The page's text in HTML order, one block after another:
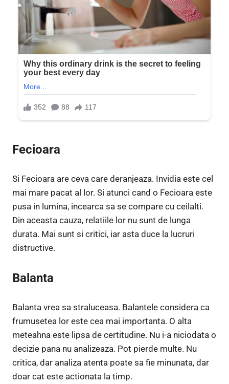
Fecioara
Si Fecioara are ceva care deranjeaza. Invidia este cel
mai mare pacat al lor. Si atunci cand o Fecioara este
pusa in lumina, incearca sa se compare cu ceilalti.
Din aceasta cauza, relatiile lor nu sunt de lunga
durata. Mai sunt si critici, iar asta duce la lucruri
distructive.
Balanta
Balanta vrea sa straluceasa. Balantele considera ca
frumusetea lor este cea mai importanta. O alta
meteahna este lipsa de certitudine. Nu i-a niciodata o
decizie pana nu analizeaza. Pot pierde multe. Nu
critica, dar analiza atenta poate sa fie minunata, dar
doar cat este actionata la timp.